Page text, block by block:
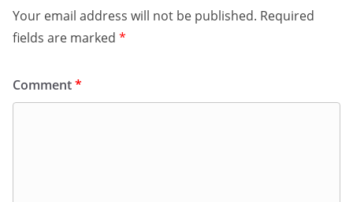
Your email address will not be published. Required
fields are marked *
Comment*